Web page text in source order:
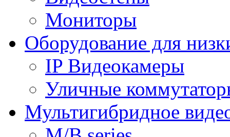
Мониторы
Оборудование для
IP Видеокамеры
Уличные
Мультигибридное